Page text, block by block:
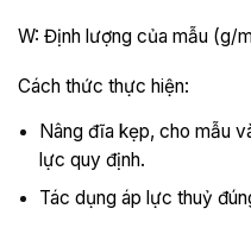
W: Định lượng của mẫu (g/
Cách thức thực hiện:
Nâng đĩa kẹp, cho mẫu
lực quy định.
Tác dụng áp lực thuỷ